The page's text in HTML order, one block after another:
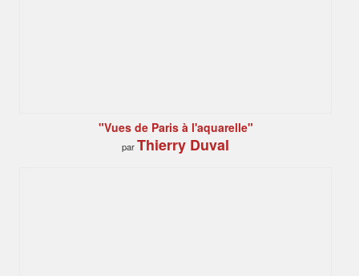
"Vues de Paris à l'aquarelle"
parThierry Duval